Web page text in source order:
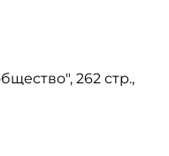
262 стр.,